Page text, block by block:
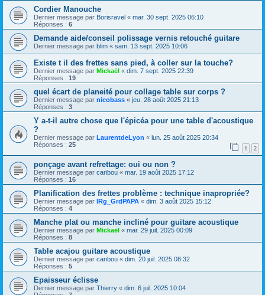
Cordier Manouche
Dernier message par Borisravel « mar. 30 sept. 2025 06:10
Réponses : 6
Demande aide/conseil polissage vernis retouché guitare
Dernier message par blim « sam. 13 sept. 2025 10:06
Existe t il des frettes sans pied, à coller sur la touche?
Dernier message par Mickaël « dim. 7 sept. 2025 22:39
Réponses : 19
quel écart de planeité pour collage table sur corps ?
Dernier message par nicobass « jeu. 28 août 2025 21:13
Réponses : 3
Y a-t-il autre chose que l'épicéa pour une table d'acoustique
?
Dernier message par LaurentdeLyon « lun. 25 août 2025 20:34
Réponses : 25 1 2
ponçage avant refrettage: oui ou non ?
Dernier message par caribou « mar. 19 août 2025 17:12
Réponses : 16
Planification des frettes problème : technique inapropriée?
Dernier message par lRg_GrdPAPA « dim. 3 août 2025 15:12
Réponses : 4
Manche plat ou manche incliné pour guitare acoustique
Dernier message par Mickaël « mar. 29 juil. 2025 00:09
Réponses : 8
Table acajou guitare acoustique
Dernier message par caribou « dim. 20 juil. 2025 08:32
Réponses : 5
Epaisseur éclisse
Dernier message par Thierry « dim. 6 juil. 2025 10:04